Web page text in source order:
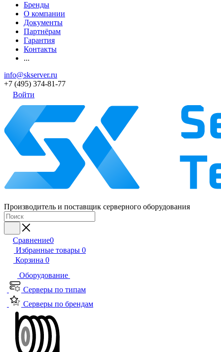
Бренды
О компании
Документы
Партнёрам
Гарантия
Контакты
...
info@skserver.ru
+7 (495) 374-81-77
Войти
Производитель и поставщик серверного оборудования
Сравнение0
Избранные товары 0
Корзина 0
Оборудование
Серверы по типам
Серверы по брендам